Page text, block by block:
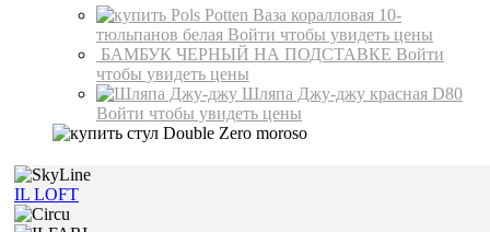
Ваза коралловая 10-
тюльпанов белая Войти чтобы увидеть цены
БАМБУК ЧЕРНЫЙ НА ПОДСТАВКЕ Войти
чтобы увидеть цены
Шляпа Джу-джу красная D80
Войти чтобы увидеть цены
IL LOFT